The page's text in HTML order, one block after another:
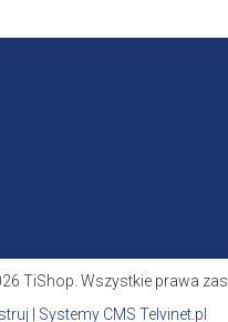
TiShop. Wszystkie prawa
Systemy CMS Telvinet.pl